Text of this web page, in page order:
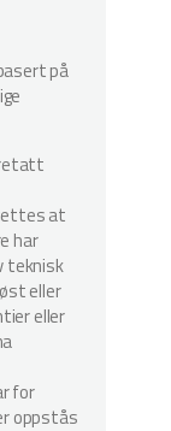
på
at
har
teknisk
eller
eller
for
oppstås